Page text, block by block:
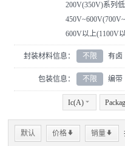
200V(350V)系列
600V以上(1100V
封装材料信息： 不限 有卤
包装信息： 不限 编带
Ic(A) 6
默认 价格* 销量*